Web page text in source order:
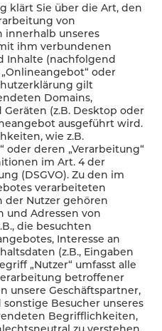
klärt Sie über die Art, den
von
innerhalb unseres
ihm verbundenen
Inhalte (nachfolgend
oder
gilt
Domains,
(z.B. Desktop oder
ausgeführt wird.
wie z.B.
oder deren „Verarbeitung“
im Art. 4 der
(DSGVO). Zu den im
verarbeiteten
der Nutzer gehören
und Adressen von
die besuchten
Interesse an
(z.B., Eingaben
„Nutzer“ umfasst alle
betroffener
unsere Geschäftspartner,
Besucher unseres
Begrifflichkeiten,